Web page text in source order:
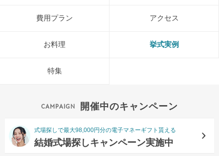
費用プラン アクセス
お料理 挙式実例
特集
開催中のキャンペーン
式場探しで最大98,000円分の電子マネーギフト貰える
結婚式場探しキャンペーン実施中